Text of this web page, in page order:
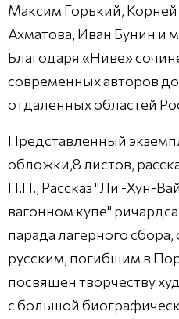
Максим Горький,
Ахматова, Иван Бунин и
Благодаря «Ниве»
современных авторов
отдаленных областей
Представленный
обложки,8 листов,
П.П., Рассказ "Ли -Хун-
вагонном купе"
парада лагерного
русским, погибшим в
посвящен творчеству
с большой